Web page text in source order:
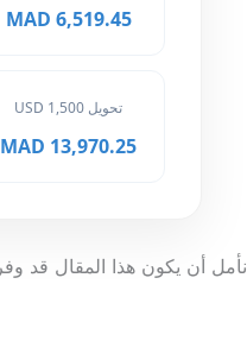
6,519.45 MAD
تحويل 1,500 USD
13,970.25 MAD
نأمل أن يكون هذا المقال قد